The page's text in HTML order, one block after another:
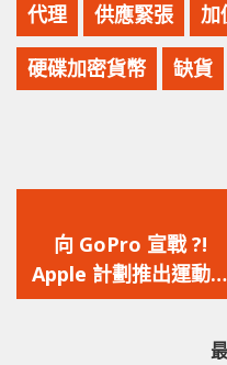
代理 供應緊張 加
硬碟加密貨幣 缺貨
一
篇
文
向 GoPro 宣戰 ?!
Apple 計劃推出運動相
機 AirCam，具備前置